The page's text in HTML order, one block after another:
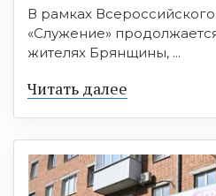
В рамках
«Служение»
жителях Брянщины, ...
Читать далее